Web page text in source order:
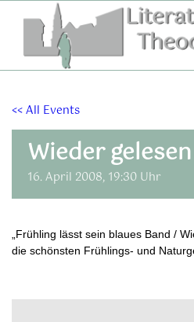
springen
<< All Events
Wieder
16. April 2008, 19:30 Uhr
„Frühling lässt sein blaues Band /
die schönsten Frühlings- und